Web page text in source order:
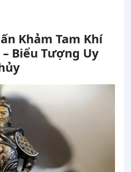
Khảm Tam Khí
– Biểu Tượng Uy